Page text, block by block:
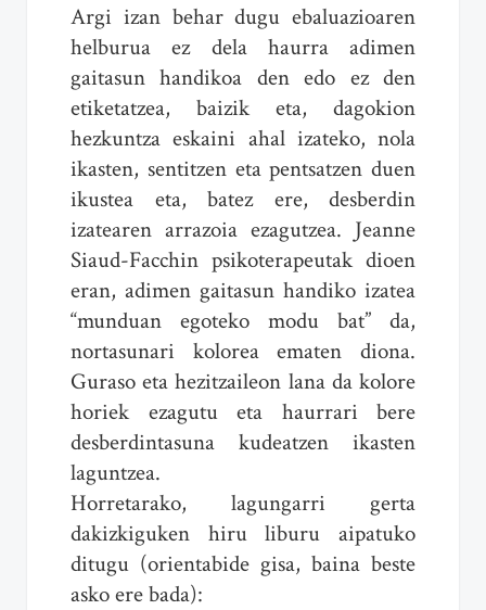
Argi izan behar dugu ebaluazioaren
helburua ez dela haurra adimen
gaitasun handikoa den edo ez den
etiketatzea, baizik eta, dagokion
hezkuntza eskaini ahal izateko, nola
ikasten, sentitzen eta pentsatzen duen
ikustea eta, batez ere, desberdin
izatearen arrazoia ezagutzea. Jeanne
Siaud-Facchin psikoterapeutak dioen
eran, adimen gaitasun handiko izatea
“munduan egoteko modu bat” da,
nortasunari kolorea ematen diona.
Guraso eta hezitzaileon lana da kolore
horiek ezagutu eta haurrari bere
desberdintasuna kudeatzen ikasten
laguntzea.
Horretarako, lagungarri gerta
dakizkiguken hiru liburu aipatuko
ditugu (orientabide gisa, baina beste
asko ere bada):